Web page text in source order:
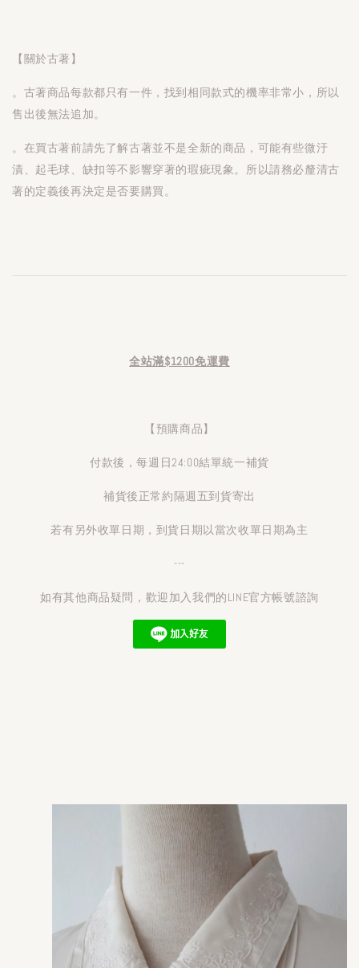
【關於古著】
。古著商品每款都只有一件，找到相同款式的機率非常小，所以
售出後無法追加。
。在買古著前請先了解古著並不是全新的商品，可能有些微汙
漬、起毛球、缺扣等不影響穿著的瑕疵現象。所以請務必釐清古
著的定義後再決定是否要購買。
全站滿$1200免運費
【預購商品】
付款後，每週日24:00結單統一補貨
補貨後正常約隔週五到貨寄出
若有另外收單日期，到貨日期以當次收單日期為主
---
如有其他商品疑問，歡迎加入我們的LINE官方帳號諮詢